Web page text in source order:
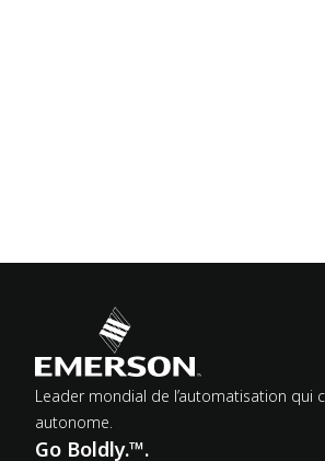
Leader mondial de l’automatisation qui
autonome.
Go Boldly.™.